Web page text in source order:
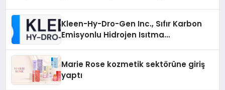
Kleen-Hy-Dro-Gen Inc., Sıfır Karbon
Emisyonlu Hidrojen Isıtma
Marie Rose kozmetik sektörüne giriş
yaptı